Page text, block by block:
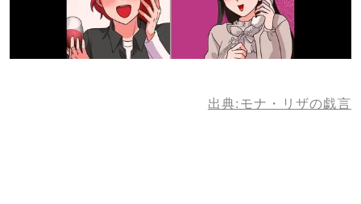
出典:モナ・リザの戯言